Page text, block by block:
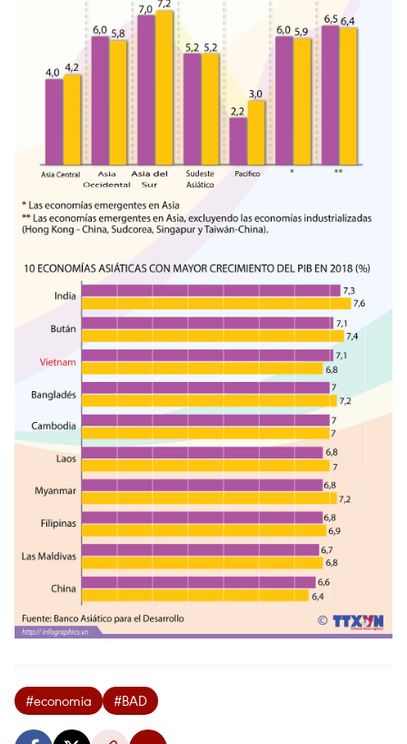
#economia #BAD